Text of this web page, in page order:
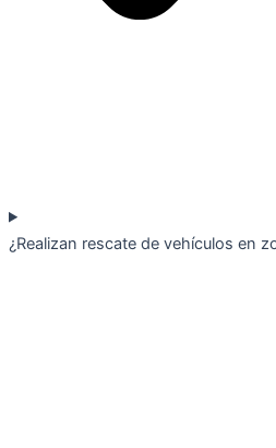
¿Realizan rescate de vehículos en